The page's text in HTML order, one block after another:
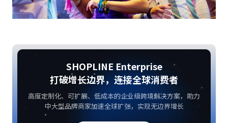
SHOPLINE Enterprise
打破增长边界，连接全球消费者
高度定制化、可扩展、低成本的企业级跨境解决方案，助力
中大型品牌商家加速全球扩张，实现无边界增长